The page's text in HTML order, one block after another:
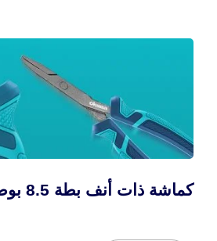
كماشة ذات أنف بطة 8.5 بوصة